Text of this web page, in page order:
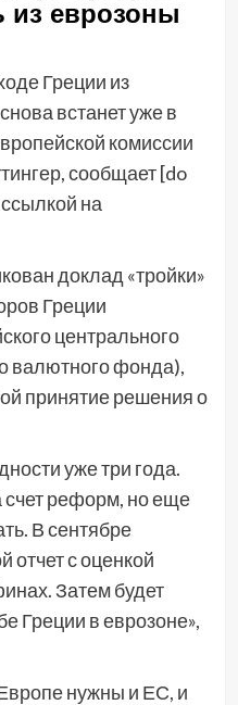
из еврозоны
Греции из
встанет уже в
комиссии
сообщает [do
на
доклад «тройки»
Греции
центрального
валютного фонда),
принятие решения о
уже три года.
реформ, но еще
В сентябре
отчет с оценкой
Затем будет
Греции в еврозоне»,
нужны и ЕС, и